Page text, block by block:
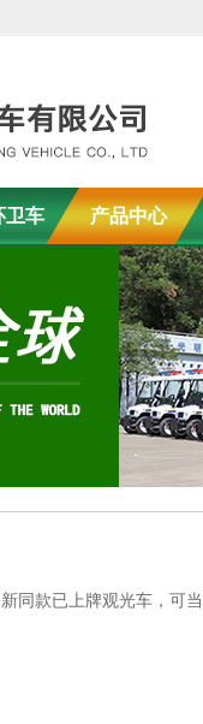
卫车 产品中心
同款已上牌观光车，可